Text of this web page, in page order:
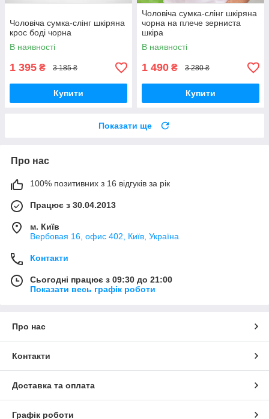
Чоловіча сумка-слінг шкіряна
крос боді чорна
В наявності
1 395 ₴ 3 185 ₴
Купити
Чоловіча сумка-слінг шкіряна
чорна на плече зерниста
шкіра
В наявності
1 490 ₴ 3 280 ₴
Купити
Показати ще
Про нас
100% позитивних з 16 відгуків за рік
Працює з 30.04.2013
м. Київ
Вербовая 16, офис 402, Київ, Україна
Контакти
Сьогодні працює з 09:30 до 21:00
Показати весь графік роботи
Про нас
Контакти
Доставка та оплата
Графік роботи